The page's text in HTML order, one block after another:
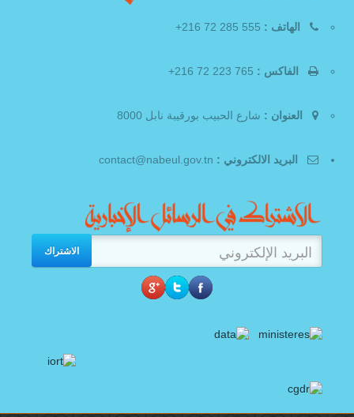
الهاتف :
الفاكس :
العنوان : شارع الحبيب بورقيبة نابل 8000
البريد الالكتروني :
الاشتراك